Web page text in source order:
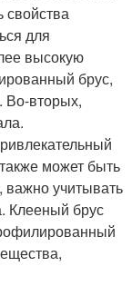
для
высокую
брус,
Во-вторых,
может быть
важно учитывать
Клееный брус